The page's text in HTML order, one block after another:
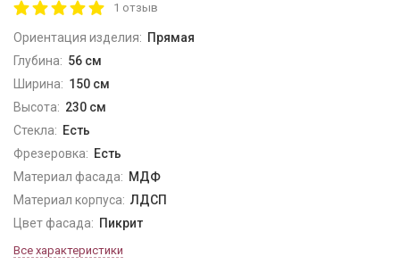
1 отзыв
Ориентация изделия: Прямая
Глубина: 56 см
Ширина: 150 см
Высота: 230 см
Стекла: Есть
Фрезеровка: Есть
Материал фасада: МДФ
Материал корпуса: ЛДСП
Цвет фасада: Пикрит
Все характеристики